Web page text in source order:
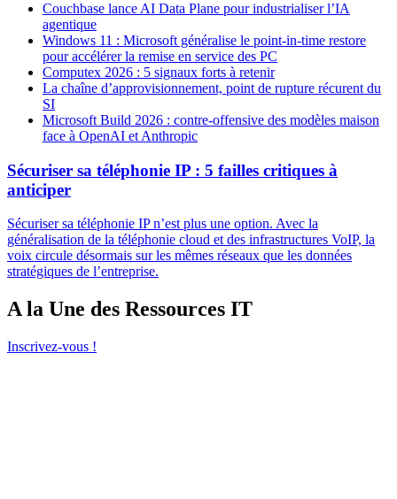
Couchbase lance AI Data Plane pour industrialiser l’IA
agentique
Windows 11 : Microsoft généralise le point-in-time restore
pour accélérer la remise en service des PC
Computex 2026 : 5 signaux forts à retenir
La chaîne d’approvisionnement, point de rupture récurent du
SI
Microsoft Build 2026 : contre-offensive des modèles maison
face à OpenAI et Anthropic
Sécuriser sa téléphonie IP : 5 failles critiques à
anticiper
Sécuriser sa téléphonie IP n’est plus une option. Avec la
généralisation de la téléphonie cloud et des infrastructures VoIP, la
voix circule désormais sur les mêmes réseaux que les données
stratégiques de l’entreprise.
A la Une des Ressources IT
Inscrivez-vous !